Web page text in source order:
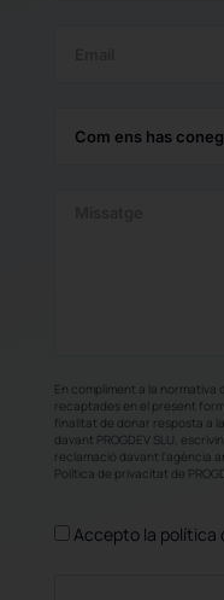
En compliment a la
recaptades en el present
finalitat de donar resposta a
davant PROGDEV SLU,
reclamació davant l'agència
Política de privacitat de
Accepto la política